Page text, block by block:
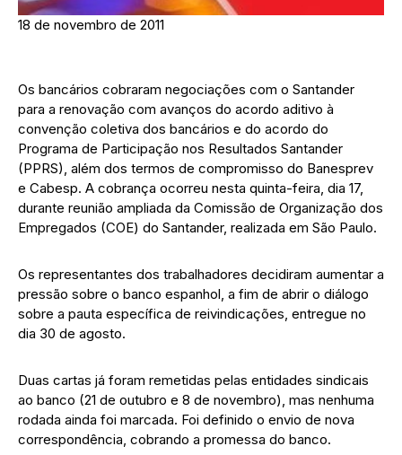
18 de novembro de 2011
Os bancários cobraram negociações com o Santander
para a renovação com avanços do acordo aditivo à
convenção coletiva dos bancários e do acordo do
Programa de Participação nos Resultados Santander
(PPRS), além dos termos de compromisso do Banesprev
e Cabesp. A cobrança ocorreu nesta quinta-feira, dia 17,
durante reunião ampliada da Comissão de Organização dos
Empregados (COE) do Santander, realizada em São Paulo.
Os representantes dos trabalhadores decidiram aumentar a
pressão sobre o banco espanhol, a fim de abrir o diálogo
sobre a pauta específica de reivindicações, entregue no
dia 30 de agosto.
Duas cartas já foram remetidas pelas entidades sindicais
ao banco (21 de outubro e 8 de novembro), mas nenhuma
rodada ainda foi marcada. Foi definido o envio de nova
correspondência, cobrando a promessa do banco.